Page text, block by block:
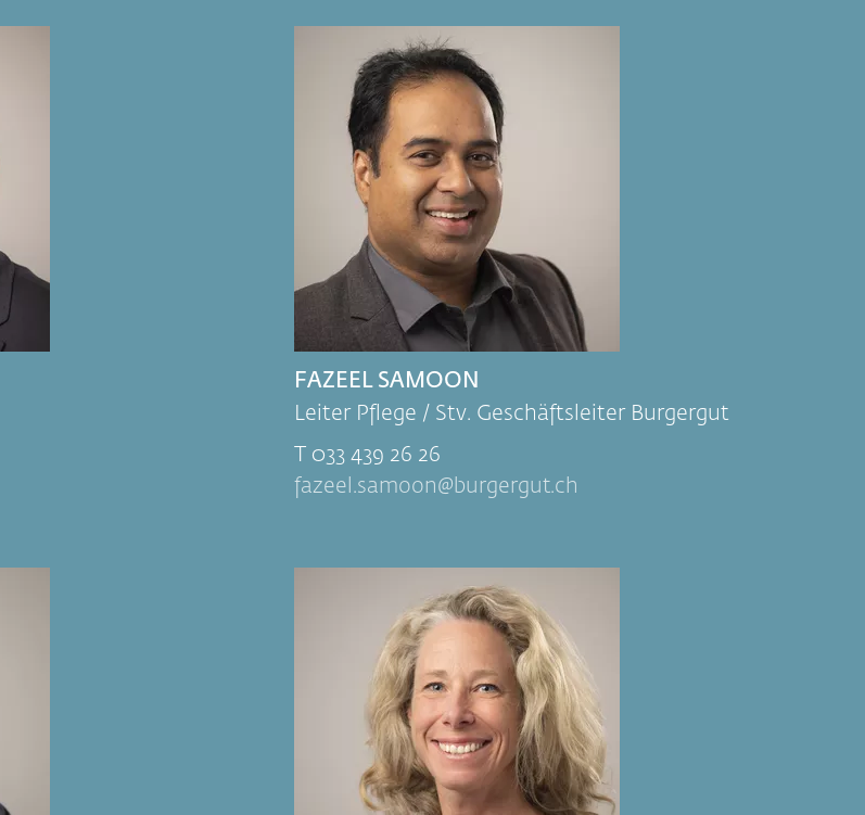
FAZEEL SAMOON
Leiter Pflege / Stv. Geschäftsleiter Burgergut
T 033 439 26 26
fazeel.samoon
burgergut.ch